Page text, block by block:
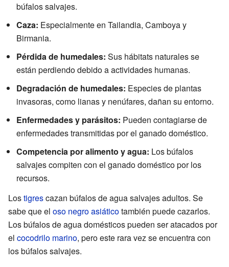
búfalos salvajes.
Caza: Especialmente en Tailandia, Camboya y
Birmania.
Pérdida de humedales: Sus hábitats naturales se
están perdiendo debido a actividades humanas.
Degradación de humedales: Especies de plantas
invasoras, como lianas y nenúfares, dañan su entorno.
Enfermedades y parásitos: Pueden contagiarse de
enfermedades transmitidas por el ganado doméstico.
Competencia por alimento y agua: Los búfalos
salvajes compiten con el ganado doméstico por los
recursos.
Lostigrescazan búfalos de agua salvajes adultos. Se
sabe que el oso negro asiáticotambién puede cazarlos.
Los búfalos de agua domésticos pueden ser atacados por
el cocodrilo marino, pero este rara vez se encuentra con
los búfalos salvajes.